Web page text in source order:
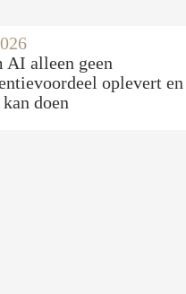
AI alleen geen
oplevert
doen